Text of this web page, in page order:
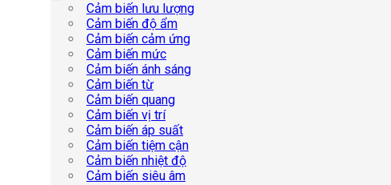
Cảm biến lưu lượng
Cảm biến độ ẩm
Cảm biến cảm ứng
Cảm biến mức
Cảm biến ánh sáng
Cảm biến từ
Cảm biến quang
Cảm biến vị trí
Cảm biến áp suất
Cảm biến tiệm cận
Cảm biến nhiệt độ
Cảm biến siêu âm